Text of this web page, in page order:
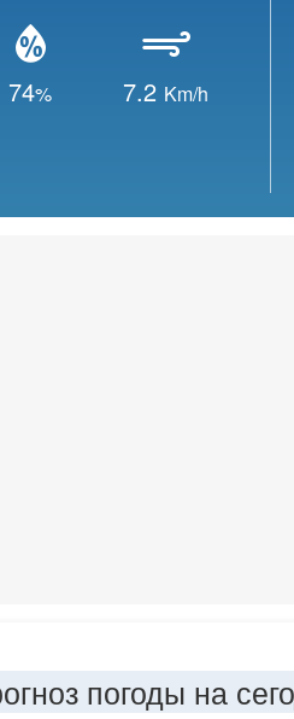
74% 7.2 Km/h
погоды на